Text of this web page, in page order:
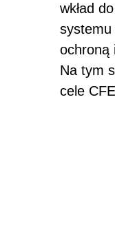
wkład
ochroną
Na tym
cele